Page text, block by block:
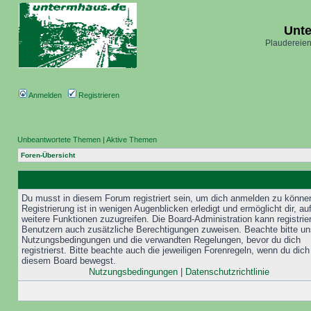
Anmelden Registrieren
Unbeantwortete Themen | Aktive Themen
Foren-Übersicht
Du musst in diesem Forum registriert sein, um dich anmelden zu
Registrierung ist in wenigen Augenblicken erledigt und ermöglicht dir, auf
weitere Funktionen zuzugreifen. Die Board-Administration kann
Benutzern auch zusätzliche Berechtigungen zuweisen. Beachte bitte
Nutzungsbedingungen und die verwandten Regelungen, bevor du dich
registrierst. Bitte beachte auch die jeweiligen Forenregeln, wenn du
diesem Board bewegst.
Nutzungsbedingungen| Datenschutzrichtlinie